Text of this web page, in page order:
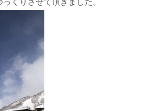
くりさせて頂きました。